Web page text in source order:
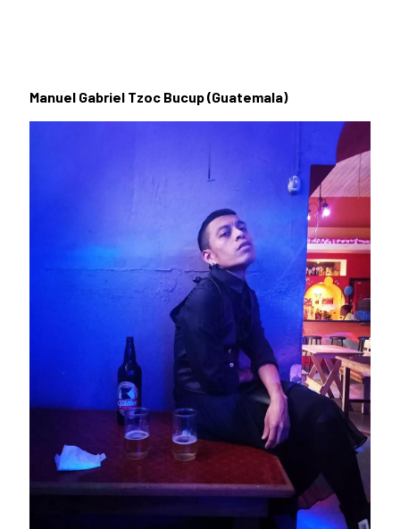
Manuel Gabriel Tzoc Bucup (Guatemala)